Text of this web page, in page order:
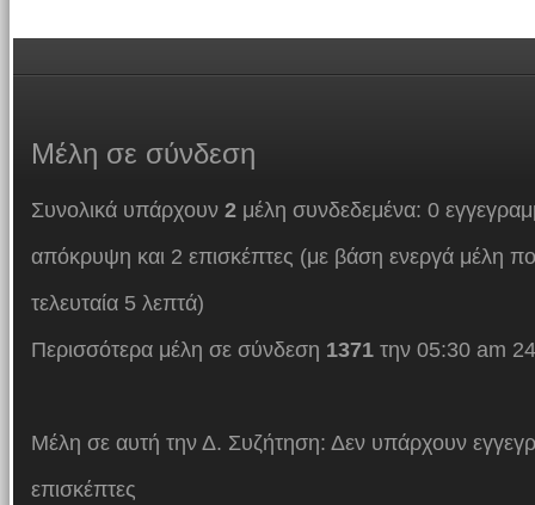
Μέλη σε σύνδεση
Συνολικά υπάρχουν 2μέλη συνδεδεμένα: 0
απόκρυψη και 2 επισκέπτες (με βάση ενεργά μέλη
τελευταία 5 λεπτά)
Περισσότερα μέλη σε σύνδεση 1371την 05:30 am
Μέλη σε αυτή την Δ. Συζήτηση: Δεν υπάρχουν
επισκέπτες